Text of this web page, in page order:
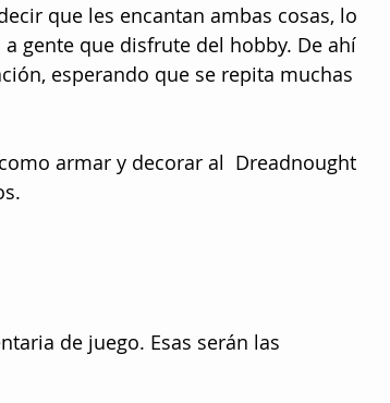
que les encantan ambas cosas, lo
gente que disfrute del hobby. De ahí
esperando que se repita muchas
armar y decorar al  Dreadnought
de juego. Esas serán las